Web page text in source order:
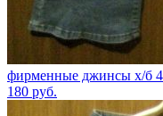
фирменные джинсы х/б
180 руб.